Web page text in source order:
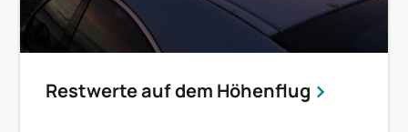
Restwerte auf dem Höhenflug